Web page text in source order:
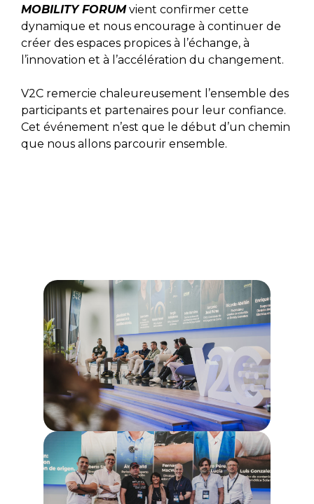
MOBILITY FORUMvient confirmer cette
dynamique et nous encourage à continuer de
créer des espaces propices à l’échange, à
l’innovation et à l’accélération du changement.
V2C remercie chaleureusement l’ensemble des
participants et partenaires pour leur confiance.
Cet événement n’est que le début d’un chemin
que nous allons parcourir ensemble.